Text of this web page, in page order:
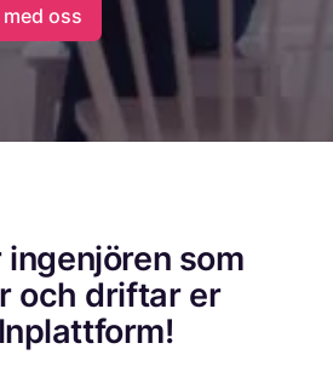
oss
som
och driftar er